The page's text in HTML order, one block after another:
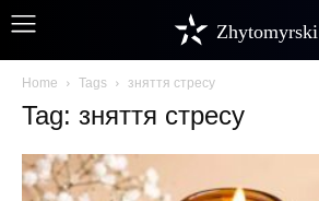
Zhytomyrski
Home Tags зняття стресу
Tag: зняття стресу